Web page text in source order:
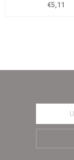
€5,11